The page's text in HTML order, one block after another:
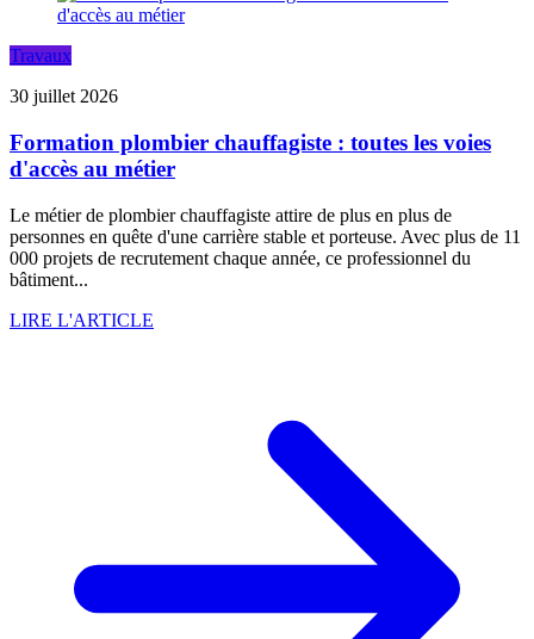
Travaux
30 juillet 2026
Formation plombier chauffagiste : toutes les voies
d'accès au métier
Le métier de plombier chauffagiste attire de plus en plus de
personnes en quête d'une carrière stable et porteuse. Avec plus de 11
000 projets de recrutement chaque année, ce professionnel du
bâtiment...
LIRE L'ARTICLE